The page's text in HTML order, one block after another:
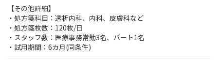
【その他詳細】
・処方箋科目：透析内科、内科、皮膚科など
・処方箋枚数：120枚/日
・スタッフ数：医療事務常勤3名、パート1名
・試用期間：6カ月(同条件)